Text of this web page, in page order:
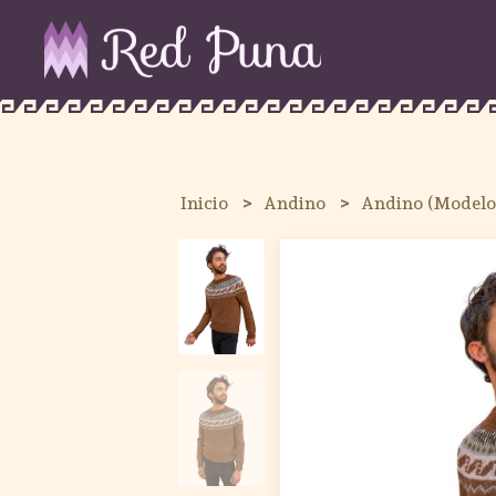
Inicio Andino Andino